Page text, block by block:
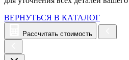
ВЕРНУТЬСЯ В КАТАЛОГ
Рассчитать стоимость